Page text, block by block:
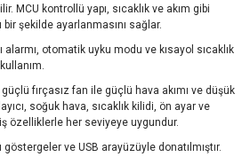
MCU kontrollü yapı, sıcaklık ve akım gibi
şekilde ayarlanmasını sağlar.
alarmı, otomatik uyku modu ve kısayol sıcaklık
fırçasız fan ile güçlü hava akımı ve düşük
soğuk hava, sıcaklık kilidi, ön ayar ve
özelliklerle her seviyeye uygundur.
göstergeler ve USB arayüzüyle donatılmıştır.